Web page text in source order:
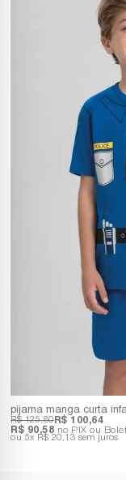
R$ 90,58 no PIX ou
R$ 125,80R$ 100,64
5x R$ 20,13 sem juros